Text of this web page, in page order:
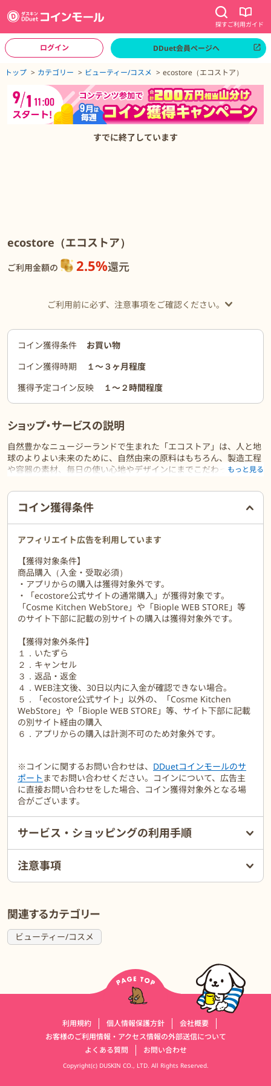
探すご利用ガイド
ログイン DDuet会員ページへ
トップ カテゴリー ビューティー/コスメ ecostore（エコストア）
ecostore（エコストア）の詳細すでに終了しています
ecostore（エコストア）
ご利用金額の 2.5%還元
ご利用前に必ず、注意事項をご確認ください。
コイン獲得条件
お買い物
コイン獲得時期
１〜３ヶ月程度
獲得予定コイン反映
１〜２時間程度
ショップ・サービスの説明
自然豊かなニュージーランドで生まれた「エコストア」は、人と地
球のよりよい未来のために、自然由来の原料はもちろん、製造工程
や容器の素材、毎日の使い心地やデザインにまでこだわったアイテ
キッチン、ランドリーなど家庭用洗剤からスキンケア、ベビーケア
まで豊富に取り揃えています。
・サステナブルブランド9年連続No.1
※ Kanter Better Future Sustainable brand
・自然由来の界面活性剤を使用
・天然のエッセンシャルオイルを使用
・合成香料・合成着色料不使用
・赤ちゃんが生まれる方へ
・人にも地球にもやさしいエコストアのギフト
もっと見る
ご利用前に必ずお読みください
コイン獲得条件
アフィリエイト広告を利用しています
【獲得対象条件】
商品購入（入金・受取必須）
・アプリからの購入は獲得対象外です。
・「ecostore公式サイトの通常購入」が獲得対象です。
「Cosme Kitchen WebStore」や「Biople WEB STORE」等
のサイト下部に記載の別サイトの購入は獲得対象外です。
【獲得対象外条件】
１．いたずら
２．キャンセル
３．返品・返金
４．WEB注文後、30日以内に入金が確認できない場合。
５．「ecostore公式サイト」以外の、「Cosme Kitchen
WebStore」や「Biople WEB STORE」等、サイト下部に記載
の別サイト経由の購入
６．アプリからの購入は計測不可のため対象外です。
※コインに関するお問い合わせは、 DDuetコインモールのサ
ポート までお問い合わせください。コインについて、広告主
に直接お問い合わせをした場合、コイン獲得対象外となる場
合がございます。
サービス・ショッピングの利用手順
注意事項
関連するカテゴリー
ビューティー/コスメ
利用規約 個人情報保護方針
会社概要
お客様のご利用情報・アクセス情報の外部送信について
よくある質問
お問い合わせ
Copyright(c) DUSKIN CO., LTD. All Rights Reserved.
ジトップへ